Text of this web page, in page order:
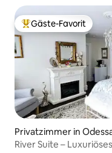
Beliebter Gäste-
Gäste-Favorit
Privatzimmer in
River Suite –